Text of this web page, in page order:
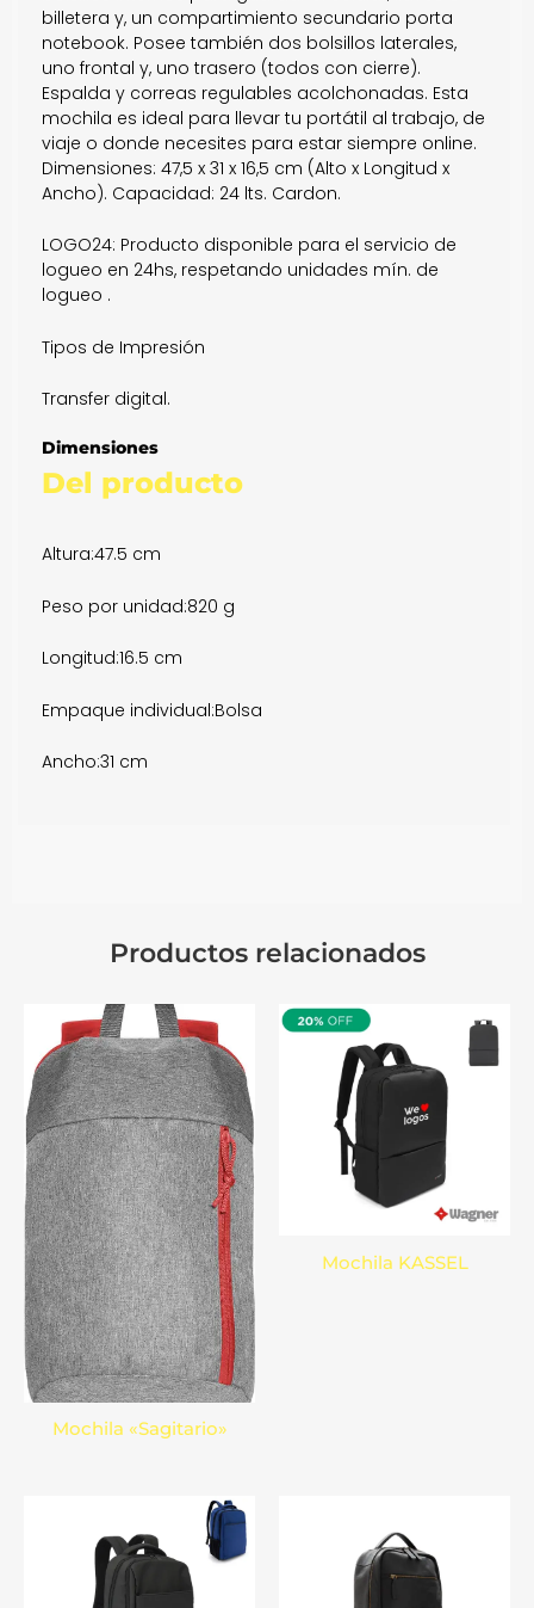
billetera y, un compartimiento secundario porta
notebook. Posee también dos bolsillos laterales,
uno frontal y, uno trasero (todos con cierre).
Espalda y correas regulables acolchonadas. Esta
mochila es ideal para llevar tu portátil al trabajo, de
viaje o donde necesites para estar siempre online.
Dimensiones: 47,5 x 31 x 16,5 cm (Alto x Longitud x
Ancho). Capacidad: 24 lts. Cardon.
LOGO24: Producto disponible para el servicio de
logueo en 24hs, respetando unidades mín. de
logueo .
Tipos de Impresión
Transfer digital.
Dimensiones
Del producto
Altura:47.5 cm
Peso por unidad:820 g
Longitud:16.5 cm
Empaque individual:Bolsa
Ancho:31 cm
Productos relacionados
Mochila «Sagitario»
Mochila KASSEL